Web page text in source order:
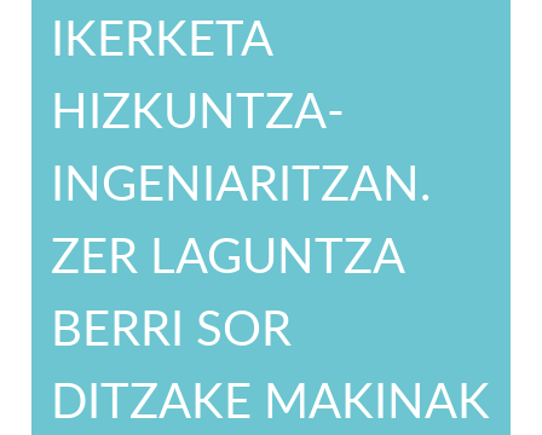
IKERKETA
HIZKUNTZA-
INGENIARITZAN.
ZER LAGUNTZA
BERRI SOR
DITZAKE MAKINAK